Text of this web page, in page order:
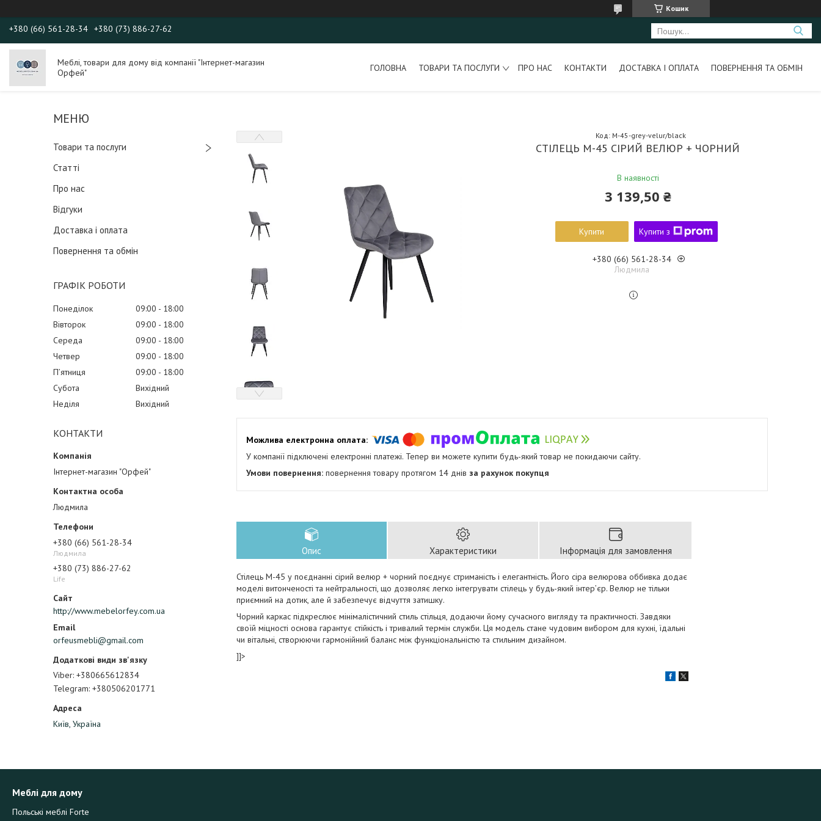
Кошик
+380 (66) 561-28-34 +380 (73) 886-27-62
Меблі, товари для дому від компанії "Інтернет-магазин
Орфей"
ГОЛОВНА ТОВАРИ ТА ПОСЛУГИ ПРО НАС КОНТАКТИ ДОСТАВКА І ОПЛАТА ПОВЕРНЕННЯ ТА ОБМІН
Товари та послуги
Статті
Про нас
Відгуки
Доставка і оплата
Повернення та обмін
ГРАФІК РОБОТИ
Понеділок 09:00
18:00
Вівторок
09:00
18:00
Середа
09:00
18:00
Четвер
09:00
18:00
Пʼятниця
09:00
18:00
Субота
Вихідний
Неділя
Вихідний
КОНТАКТИ
Інтернет-магазин "Орфей"
Людмила
+380 (66) 561-28-34
Людмила
+380 (73) 886-27-62
Life
http://www.mebelorfey.com.ua
orfeusmebli@gmail.com
Viber +380665612834
Telegram +380506201771
Київ, Україна
СТІЛЕЦЬ M-45 СІРИЙ ВЕЛЮР + ЧОРНИЙ
В наявності
Код: M-45-grey-velur/black
3 139,50 ₴
Купити Купити з
+380 (66) 561-28-34
Людмила
У компанії підключені електронні платежі. Тепер ви можете купити будь-який товар не покидаючи сайту.
повернення товару протягом 14 днів за рахунок покупця
Опис Характеристики Інформація для замовлення
Стілець M-45 у поєднанні сірий велюр + чорний поєднує стриманість і елегантність. Його сіра велюрова оббивка додає
моделі витонченості та нейтральності, що дозволяє легко інтегрувати стілець у будь-який інтер’єр. Велюр не тільки
приємний на дотик, але й забезпечує відчуття затишку.
Чорний каркас підкреслює мінімалістичний стиль стільця, додаючи йому сучасного вигляду та практичності. Завдяки
своїй міцності основа гарантує стійкість і тривалий термін служби. Ця модель стане чудовим вибором для кухні, їдальні
чи вітальні, створюючи гармонійний баланс між функціональністю та стильним дизайном.
]]>
Меблі для дому
Польські меблі Forte